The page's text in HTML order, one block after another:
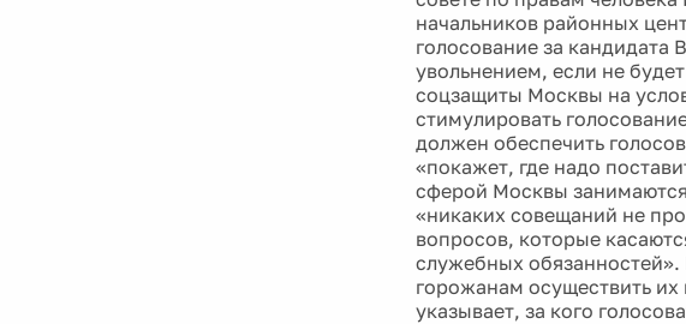
начальников районных
голосование за
увольнением, если не
соцзащиты Москвы на
стимулировать
должен обеспечить
«покажет, где надо
сферой Москвы
«никаких совещаний не
вопросов, которые
служебных
горожанам осуществить
указывает, за кого